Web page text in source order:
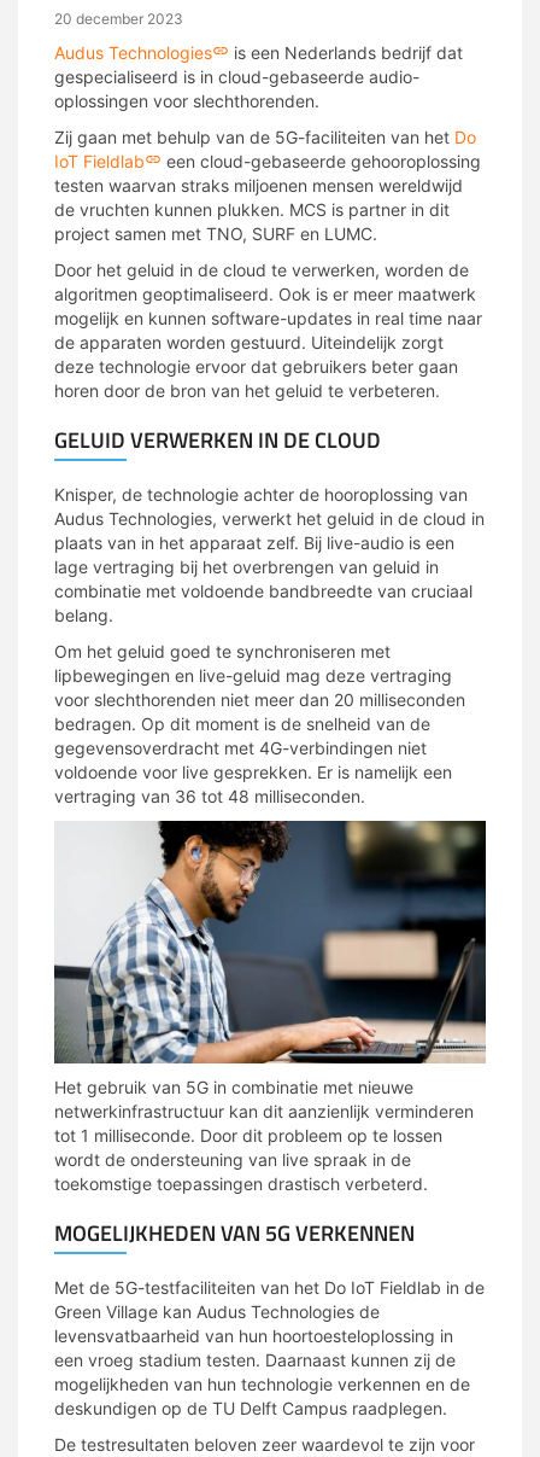
20 december 2023
Audus Technologies
is een Nederlands bedrijf dat
gespecialiseerd is in cloud-gebaseerde audio-
oplossingen voor slechthorenden.
Zij gaan met behulp van de 5G-faciliteiten van het Do
IoT Fieldlab
een cloud-gebaseerde gehooroplossing
testen waarvan straks miljoenen mensen wereldwijd
de vruchten kunnen plukken. MCS is partner in dit
project samen met TNO, SURF en LUMC.
Door het geluid in de cloud te verwerken, worden de
algoritmen geoptimaliseerd. Ook is er meer maatwerk
mogelijk en kunnen software-updates in real time naar
de apparaten worden gestuurd. Uiteindelijk zorgt
deze technologie ervoor dat gebruikers beter gaan
horen door de bron van het geluid te verbeteren.
GELUID VERWERKEN IN DE CLOUD
Knisper, de technologie achter de hooroplossing van
Audus Technologies, verwerkt het geluid in de cloud in
plaats van in het apparaat zelf. Bij live-audio is een
lage vertraging bij het overbrengen van geluid in
combinatie met voldoende bandbreedte van cruciaal
belang.
Om het geluid goed te synchroniseren met
lipbewegingen en live-geluid mag deze vertraging
voor slechthorenden niet meer dan 20 milliseconden
bedragen. Op dit moment is de snelheid van de
gegevensoverdracht met 4G-verbindingen niet
voldoende voor live gesprekken. Er is namelijk een
vertraging van 36 tot 48 milliseconden.
Het gebruik van 5G in combinatie met nieuwe
netwerkinfrastructuur kan dit aanzienlijk verminderen
tot 1 milliseconde. Door dit probleem op te lossen
wordt de ondersteuning van live spraak in de
toekomstige toepassingen drastisch verbeterd.
MOGELIJKHEDEN VAN 5G VERKENNEN
Met de 5G-testfaciliteiten van het Do IoT Fieldlab in de
Green Village kan Audus Technologies de
levensvatbaarheid van hun hoortoesteloplossing in
een vroeg stadium testen. Daarnaast kunnen zij de
mogelijkheden van hun technologie verkennen en de
deskundigen op de TU Delft Campus raadplegen.
De testresultaten beloven zeer waardevol te zijn voor